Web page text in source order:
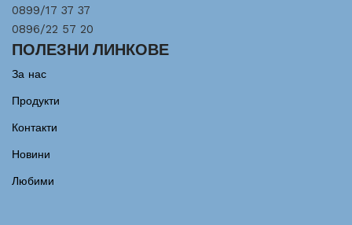
0899/17 37 37
0896/22 57 20
ПОЛЕЗНИ ЛИНКОВЕ
За нас
Продукти
Контакти
Новини
Любими